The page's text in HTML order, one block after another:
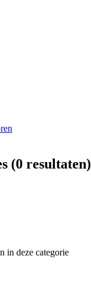
(0 resultaten)
in deze categorie